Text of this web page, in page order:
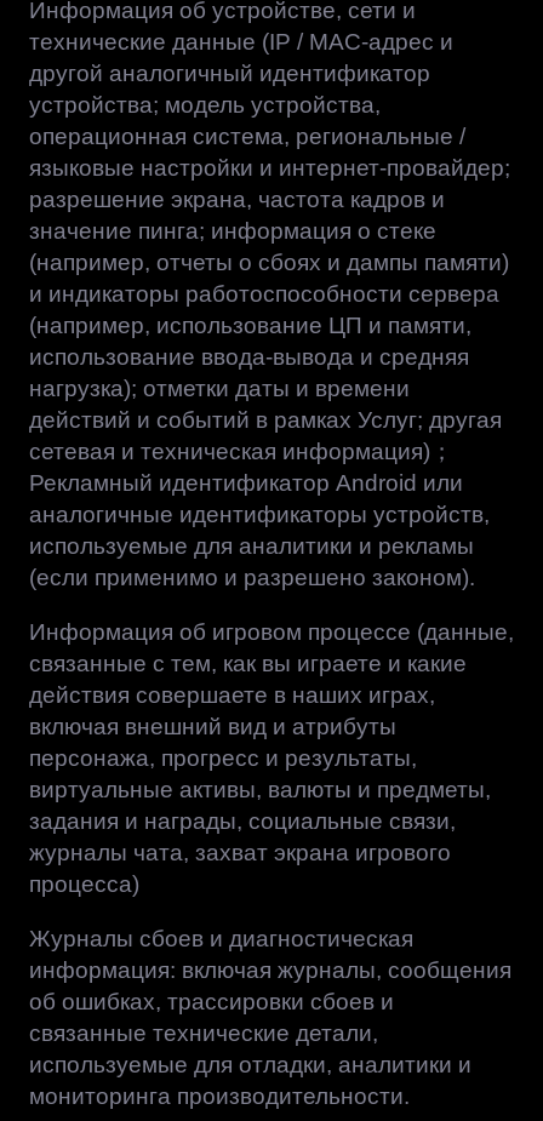
Информация об устройстве, сети и
технические данные (IP / MAC-адрес и
другой аналогичный идентификатор
устройства; модель устройства,
операционная система, региональные /
языковые настройки и интернет-провайдер;
разрешение экрана, частота кадров и
значение пинга; информация о стеке
(например, отчеты о сбоях и дампы памяти)
и индикаторы работоспособности сервера
(например, использование ЦП и памяти,
использование ввода-вывода и средняя
нагрузка); отметки даты и времени
действий и событий в рамках Услуг; другая
сетевая и техническая информация)；
Рекламный идентификатор Android или
аналогичные идентификаторы устройств,
используемые для аналитики и рекламы
(если применимо и разрешено законом).
Информация об игровом процессе (данные,
связанные с тем, как вы играете и какие
действия совершаете в наших играх,
включая внешний вид и атрибуты
персонажа, прогресс и результаты,
виртуальные активы, валюты и предметы,
задания и награды, социальные связи,
журналы чата, захват экрана игрового
процесса)
Журналы сбоев и диагностическая
информация: включая журналы, сообщения
об ошибках, трассировки сбоев и
связанные технические детали,
используемые для отладки, аналитики и
мониторинга производительности.